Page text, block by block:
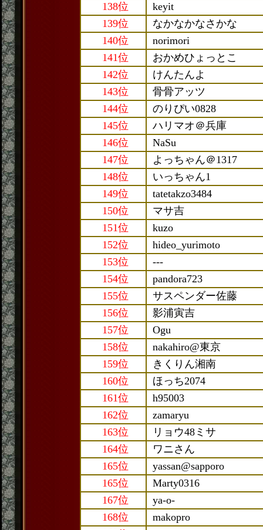
138位
keyit
139位
なかなかなさかな
140位
norimori
141位
おかめひょっとこ
142位
けんたんよ
143位
骨骨アッツ
144位
のりぴい0828
145位
ハリマオ＠兵庫
146位
NaSu
147位
よっちゃん＠1317
148位
いっちゃん1
149位
tatetakzo3484
150位
マサ吉
151位
kuzo
152位
hideo_yurimoto
153位
---
154位
pandora723
155位
サスペンダー佐藤
156位
影浦寅吉
157位
Ogu
158位
nakahiro@東京
159位
きくりん湘南
160位
ほっち2074
161位
h95003
162位
zamaryu
163位
リョウ48ミサ
164位
ワニさん
165位
yassan@sapporo
165位
Marty0316
167位
ya-o-
168位
makopro